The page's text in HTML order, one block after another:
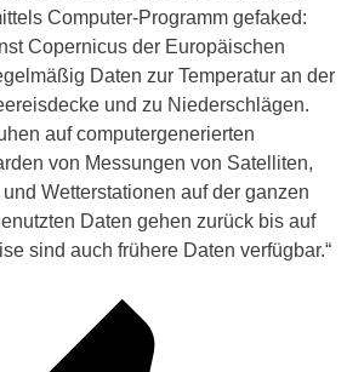
Computer-Programm gefaked:
Copernicus der Europäischen
Daten zur Temperatur an der
und zu Niederschlägen.
auf computergenerierten
von Messungen von Satelliten,
Wetterstationen auf der ganzen
Daten gehen zurück bis auf
sind auch frühere Daten verfügbar.“